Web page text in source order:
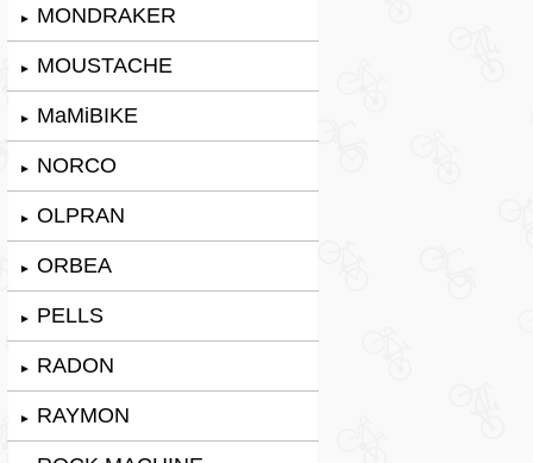
► MONDRAKER
► MOUSTACHE
► MaMiBIKE
► NORCO
► OLPRAN
► ORBEA
► PELLS
► RADON
► RAYMON